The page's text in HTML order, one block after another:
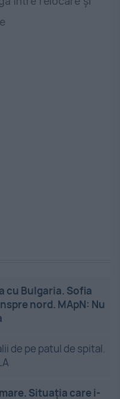
cu Bulgaria. Sofia
nord. MApN: Nu
de pe patul de spital.
Situația care i-